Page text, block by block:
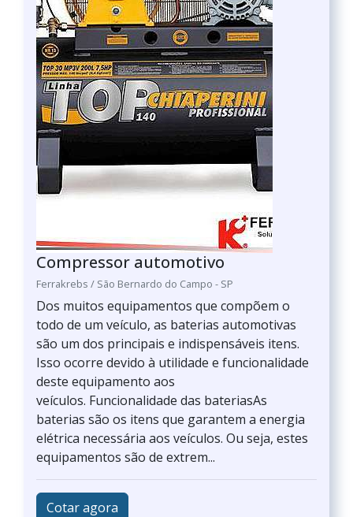
Compressor automotivo
Ferrakrebs / São Bernardo do Campo - SP
Dos muitos equipamentos que compõem o
todo de um veículo, as baterias automotivas
são um dos principais e indispensáveis itens.
Isso ocorre devido à utilidade e funcionalidade
deste equipamento aos
veículos. Funcionalidade das bateriasAs
baterias são os itens que garantem a energia
elétrica necessária aos veículos. Ou seja, estes
equipamentos são de extrem...
Cotar agora